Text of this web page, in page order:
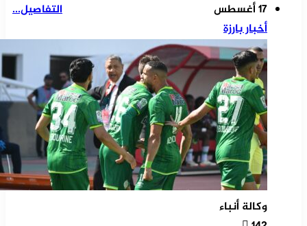
التفاصيل...
17 أغسطس
أخبار بارزة
وكالة أنباء